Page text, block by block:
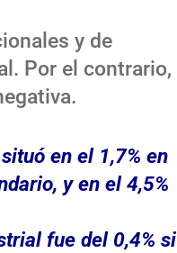
y de
Por el contrario,
en el 1,7% en
y en el 4,5%
fue del 0,4% si